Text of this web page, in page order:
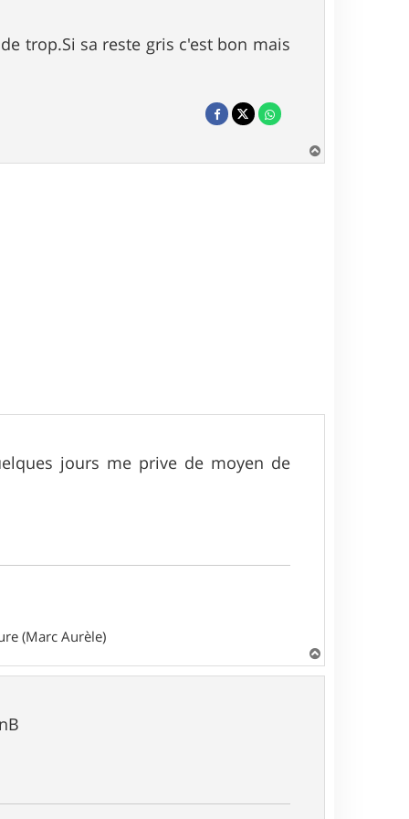
trop.Si sa reste gris c'est bon mais
a
jours me prive de moyen de
(Marc Aurèle)
a